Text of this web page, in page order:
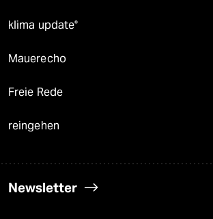
klima update°
Mauerecho
Freie Rede
reingehen
Newsletter